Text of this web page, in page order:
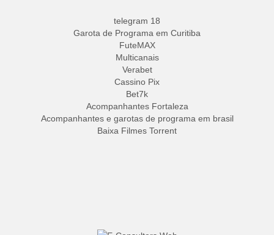
telegram 18
Garota de Programa em Curitiba
FuteMAX
Multicanais
Verabet
Cassino Pix
Bet7k
Acompanhantes Fortaleza
Acompanhantes e garotas de programa em brasil
Baixa Filmes Torrent